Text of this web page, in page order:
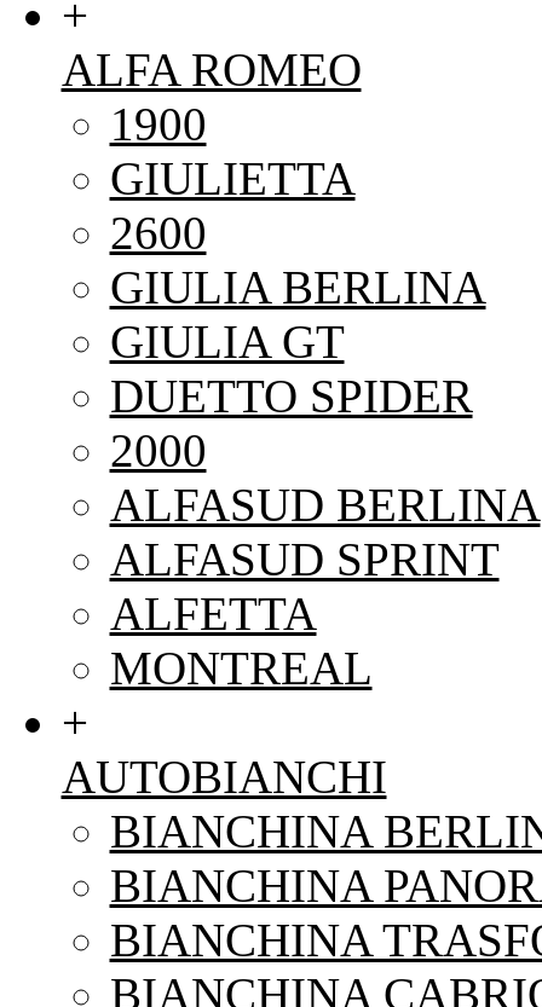
+
ALFA ROMEO
1900
GIULIETTA
2600
GIULIA BERLINA
GIULIA GT
DUETTO SPIDER
2000
ALFASUD BERLINA
ALFASUD SPRINT
ALFETTA
MONTREAL
+
AUTOBIANCHI
BIANCHINA
BIANCHINA
BIANCHINA
BIANCHINA